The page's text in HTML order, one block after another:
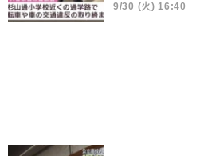
9/30 (火) 16:40